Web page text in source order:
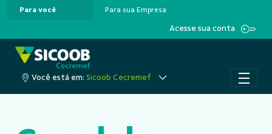
Pular para o Conteúdo principal
Para você Para sua Empresa
Acesse sua conta
Você está em: Sicoob Cecremef